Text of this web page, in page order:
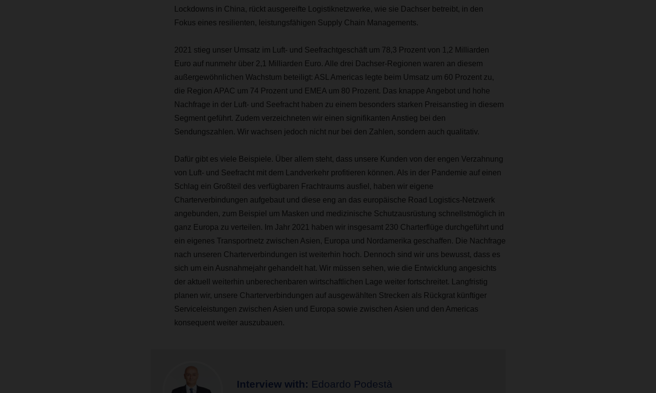
Lockdowns in China, rückt ausgereifte Logistiknetzwerke, wie sie Dachser betreibt, in den
Fokus eines resilienten, leistungsfähigen Supply Chain Managements.
2021 stieg unser Umsatz im Luft- und Seefrachtgeschäft um 78,3 Prozent von 1,2 Milliarden
Euro auf nunmehr über 2,1 Milliarden Euro. Alle drei Dachser-Regionen waren an diesem
außergewöhnlichen Wachstum beteiligt: ASL Americas legte beim Umsatz um 60 Prozent zu,
die Region APAC um 74 Prozent und EMEA um 80 Prozent. Das knappe Angebot und hohe
Nachfrage in der Luft- und Seefracht haben zu einem besonders starken Preisanstieg in diesem
Segment geführt. Zudem verzeichneten wir einen signifikanten Anstieg bei den
Sendungszahlen. Wir wachsen jedoch nicht nur bei den Zahlen, sondern auch qualitativ.
Dafür gibt es viele Beispiele. Über allem steht, dass unsere Kunden von der engen Verzahnung
von Luft- und Seefracht mit dem Landverkehr profitieren können. Als in der Pandemie auf einen
Schlag ein Großteil des verfügbaren Frachtraums ausfiel, haben wir eigene
Charterverbindungen aufgebaut und diese eng an das europäische Road Logistics-Netzwerk
angebunden, zum Beispiel um Masken und medizinische Schutzausrüstung schnellstmöglich in
ganz Europa zu verteilen. Im Jahr 2021 haben wir insgesamt 230 Charterflüge durchgeführt und
ein eigenes Transportnetz zwischen Asien, Europa und Nordamerika geschaffen. Die Nachfrage
nach unseren Charterverbindungen ist weiterhin hoch. Dennoch sind wir uns bewusst, dass es
sich um ein Ausnahmejahr gehandelt hat. Wir müssen sehen, wie die Entwicklung angesichts
der aktuell weiterhin unberechenbaren wirtschaftlichen Lage weiter fortschreitet. Langfristig
planen wir, unsere Charterverbindungen auf ausgewählten Strecken als Rückgrat künftiger
Serviceleistungen zwischen Asien und Europa sowie zwischen Asien und den Americas
konsequent weiter auszubauen.
Interview with: Edoardo Podestà